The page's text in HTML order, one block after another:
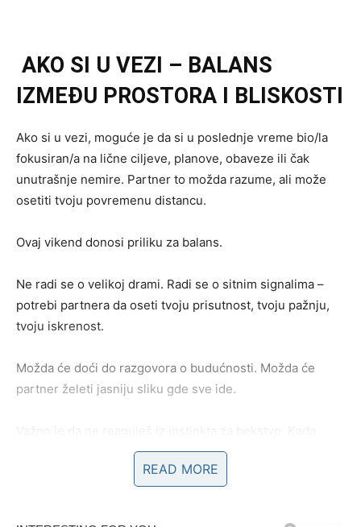
AKO SI U VEZI – BALANS
IZMEĐU PROSTORA I BLISKOSTI
Ako si u vezi, moguće je da si u poslednje vreme bio/la
fokusiran/a na lične ciljeve, planove, obaveze ili čak
unutrašnje nemire. Partner to možda razume, ali može
osetiti tvoju povremenu distancu.
Ovaj vikend donosi priliku za balans.
Ne radi se o velikoj drami. Radi se o sitnim signalima –
potrebi partnera da oseti tvoju prisutnost, tvoju pažnju,
tvoju iskrenost.
Možda će doći do razgovora o budućnosti. Možda će
partner želeti jasniju sliku gde sve ide.
osetiš pritisak, tvoja prva reakcija može biti povlačenje ili
humor kojim ublažavaš ozbiljnost. Ali ovog vikenda
READ MORE